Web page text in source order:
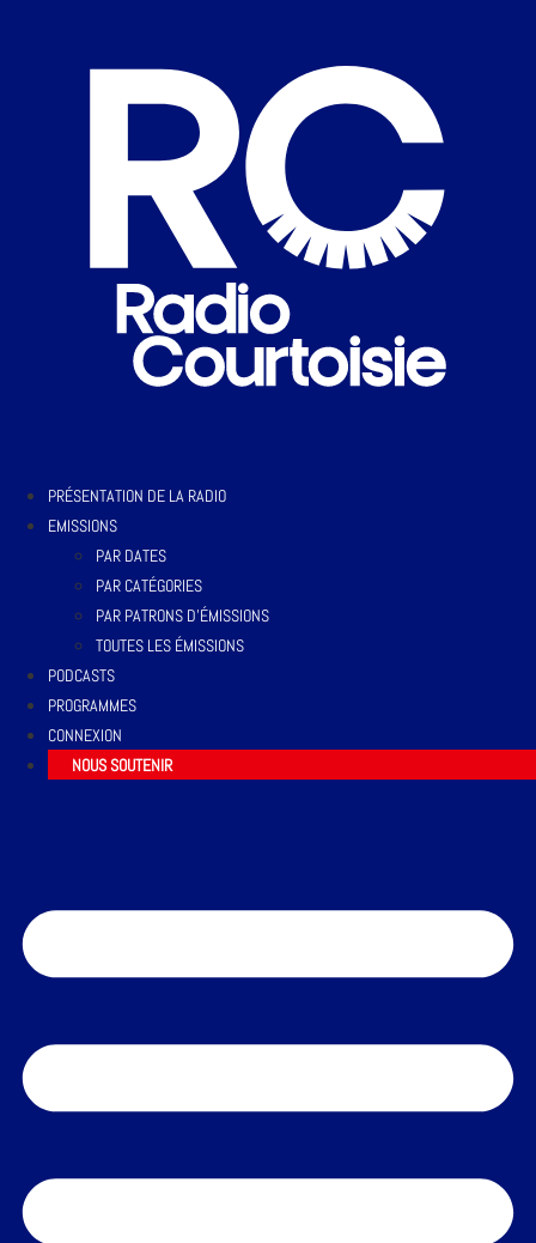
PRÉSENTATION DE LA RADIO
EMISSIONS
PAR DATES
PAR CATÉGORIES
PAR PATRONS D’ÉMISSIONS
TOUTES LES ÉMISSIONS
PODCASTS
PROGRAMMES
CONNEXION
NOUS SOUTENIR